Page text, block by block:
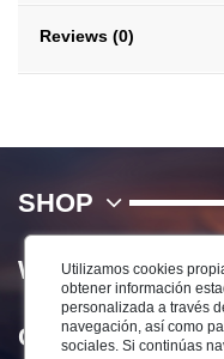
Reviews (0)
SHOP
WE
Contact us
Utilizamos cookies
obtener información
personalizada a través
navegación, así como
sociales. Si continúas